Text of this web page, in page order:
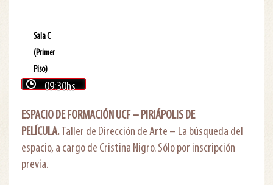
Sala C
(Primer
Piso)
09:30hs
ESPACIO DE FORMACIÓN UCF – PIRIÁPOLIS DE
PELÍCULA.Taller de Dirección de Arte – La búsqueda del
espacio, a cargo de Cristina Nigro. Sólo por inscripción
previa.